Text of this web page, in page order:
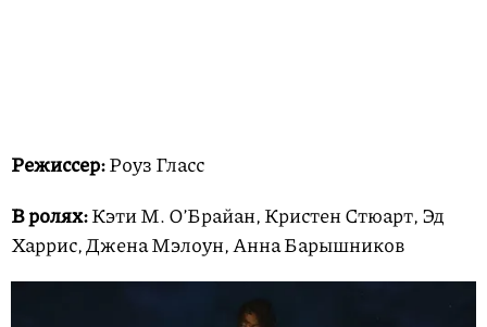
Режиссер:Роуз Гласс
В ролях:Кэти М. О’Брайан, Кристен Стюарт, Эд
Харрис, Джена Мэлоун, Анна Барышников